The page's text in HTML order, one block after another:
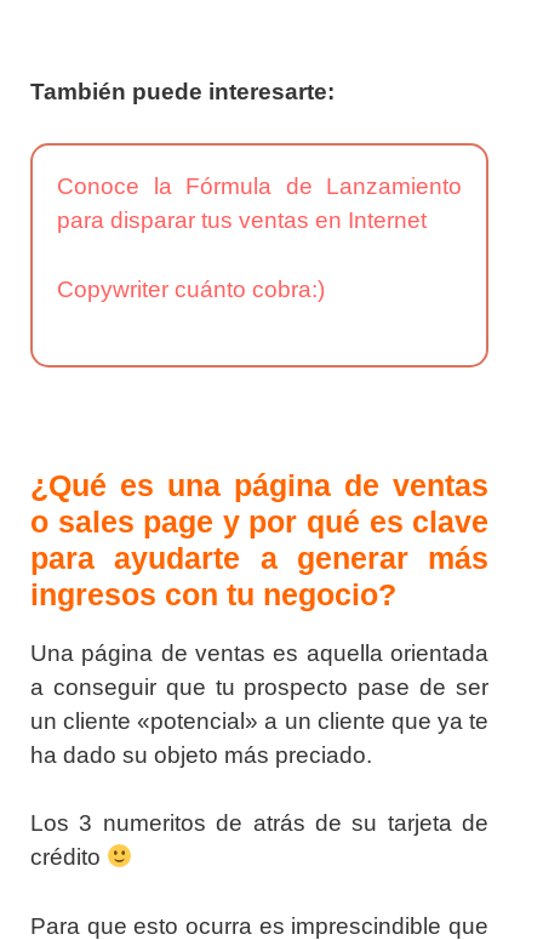
También puede interesarte:
Conoce la Fórmula de Lanzamiento
para disparar tus ventas en Internet
Copywriter cuánto cobra:)
¿Qué es una página de ventas
o sales page y por qué es clave
para ayudarte a generar más
ingresos con tu negocio?
Una página de ventas es aquella orientada
a conseguir que tu prospecto pase de ser
un cliente «potencial» a un cliente que ya te
ha dado su objeto más preciado.
Los 3 numeritos de atrás de su tarjeta de
crédito
Para que esto ocurra es imprescindible que